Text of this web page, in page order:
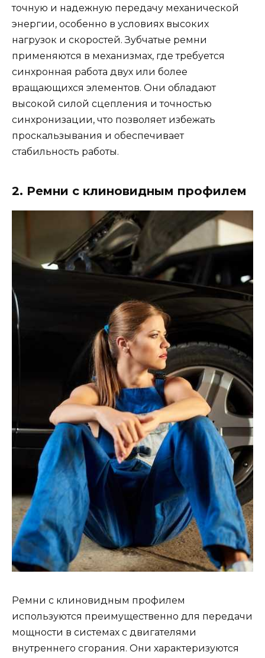
точную и надежную передачу механической
энергии, особенно в условиях высоких
нагрузок и скоростей. Зубчатые ремни
применяются в механизмах, где требуется
синхронная работа двух или более
вращающихся элементов. Они обладают
высокой силой сцепления и точностью
синхронизации, что позволяет избежать
проскальзывания и обеспечивает
стабильность работы.
2. Ремни с клиновидным профилем
Ремни с клиновидным профилем
используются преимущественно для передачи
мощности в системах с двигателями
внутреннего сгорания. Они характеризуются